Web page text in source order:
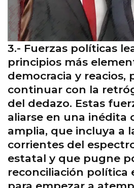
3.- Fuerzas políticas
principios más
democracia y reacios,
continuar con la
del dedazo. Estas
aliarse en una inédita
amplia, que incluya a
corrientes del
estatal y que pugne
reconciliación política